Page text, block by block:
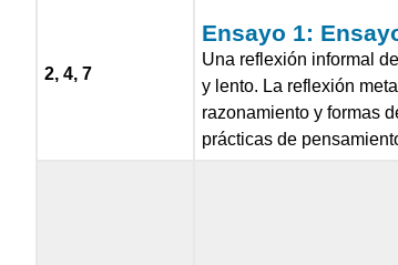
2, 4, 7
Ensayo 1:
Una reflexión informal
y lento. La reflexión
razonamiento y formas
prácticas de